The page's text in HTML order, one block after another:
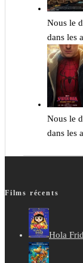
Nous le
dans les
Nous le
dans les
Films récents
Hola